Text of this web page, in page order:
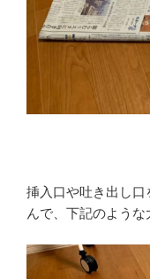
挿入口や吐き出し
んで、下記のような